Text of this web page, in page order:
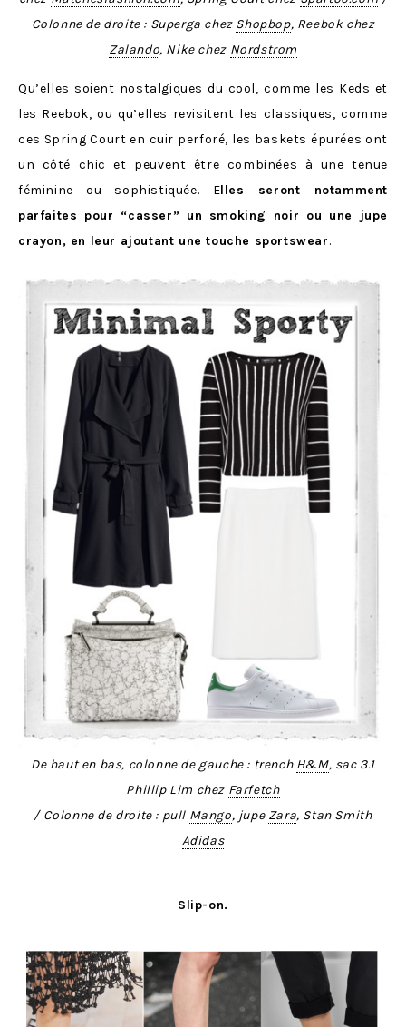
Colonne de droite : Superga chez Shopbop, Reebok chez
Zalando, Nike chez Nordstrom
Qu’elles soient nostalgiques du cool, comme les Keds et
les Reebok, ou qu’elles revisitent les classiques, comme
ces Spring Court en cuir perforé, les baskets épurées ont
un côté chic et peuvent être combinées à une tenue
féminine ou sophistiquée. Elles seront notamment
parfaites pour “casser” un smoking noir ou une jupe
crayon, en leur ajoutant une touche sportswear.
De haut en bas, colonne de gauche : trench H&M, sac 3.1
Phillip Lim chez Farfetch
/ Colonne de droite : pull Mango, jupe Zara, Stan Smith
Adidas
Slip-on.